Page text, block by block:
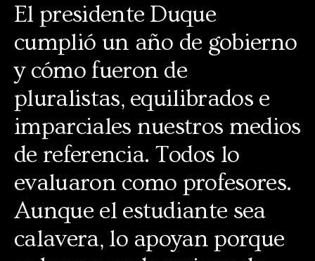
El presidente Duque
cumplió un año de gobierno
y cómo fueron de
pluralistas, equilibrados e
imparciales nuestros medios
de referencia. Todos lo
evaluaron como profesores.
Aunque el estudiante sea
calavera, lo apoyan porque